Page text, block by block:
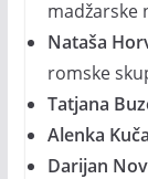
madžarske
Nataša
romske
Tatjana
Alenka
Darijan